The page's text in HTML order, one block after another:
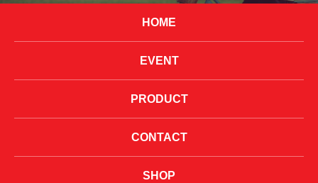
HOME
EVENT
PRODUCT
CONTACT
SHOP